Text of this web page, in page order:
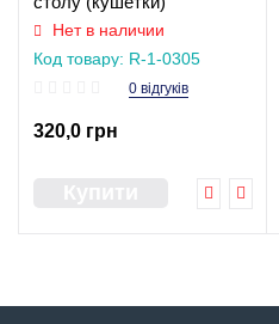
апельсиновий 15*50см
Нет в наличии
Код товару: R-1-0305
0 відгуків
320,0 грн